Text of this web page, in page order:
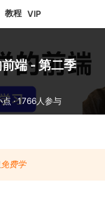
教程 VIP
端 - 第二季
· 1766人参与
免费学